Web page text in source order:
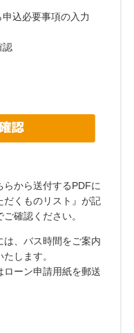
込必要事項の入力
認
から送付するPDFに
だくものリスト』が記
確認ください。
、バス時間をご案内
します。
ーン申請用紙を郵送